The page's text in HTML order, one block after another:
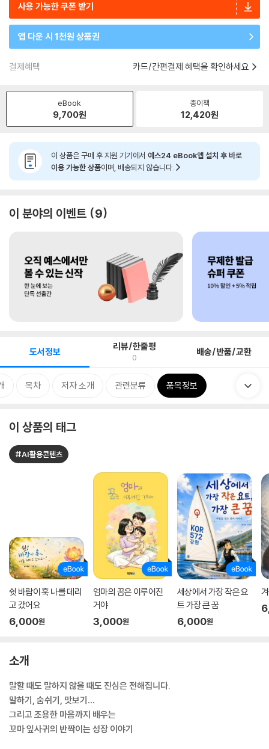
사용 가능한 쿠폰 받기
앱 다운 시 1천원 상품권
결제혜택 카드/간편결제 혜택을 확인하세요
eBook
9,700원
종이책
12,420원
이 상품은 구매 후 지원 기기에서 예스24 eBook앱 설치 후 바로
이용 가능한 상품이며, 배송되지 않습니다.
이 분야의 이벤트 9
도서정보 리뷰/한줄평
0 배송/반품/교환
목차 저자 소개 관련분류 품목정보
이 상품의 태그
#AI활용콘텐츠
쉿 바람이 훅 나를 데리
고 갔어요
6,000원
엄마의 꿈은 이루어진
거야
3,000원
세상에서 가장 작은 요
트 가장 큰 꿈
6,000원
소개
말할 때도 말하지 않을 때도 진심은 전해집니다.
말하기, 숨쉬기, 맛보기…
그리고 조용한 마음까지 배우는
꼬마 잎사귀의 반짝이는 성장 이야기